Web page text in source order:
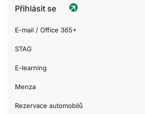
Přihlásit se
E-mail / Office 365+
STAG
E-learning
Menza
Rezervace automobilů